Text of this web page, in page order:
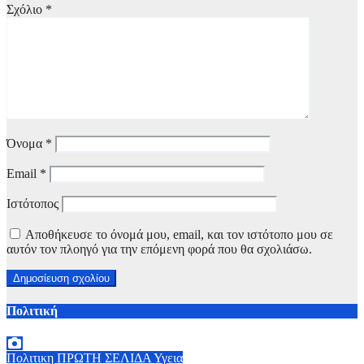
Σχόλιο *
Όνομα *
Email *
Ιστότοπος
Αποθήκευσε το όνομά μου, email, και τον ιστότοπο μου σε
αυτόν τον πλοηγό για την επόμενη φορά που θα σχολιάσω.
Πολιτική
Πολιτικη ΠΡΩΤΗ ΣΕΛΙΔΑ Υγεια